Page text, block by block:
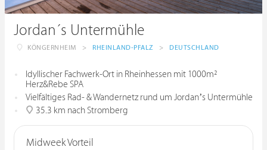
Jordan´s Untermühle
KÖNGERNHEIM > RHEINLAND-PFALZ > DEUTSCHLAND
Idyllischer Fachwerk-Ort in Rheinhessen mit 1000m²
Herz&Rebe SPA
Vielfältiges Rad- & Wandernetz rund um Jordan’s Untermühle
35.3 km nach Stromberg
Midweek Vorteil